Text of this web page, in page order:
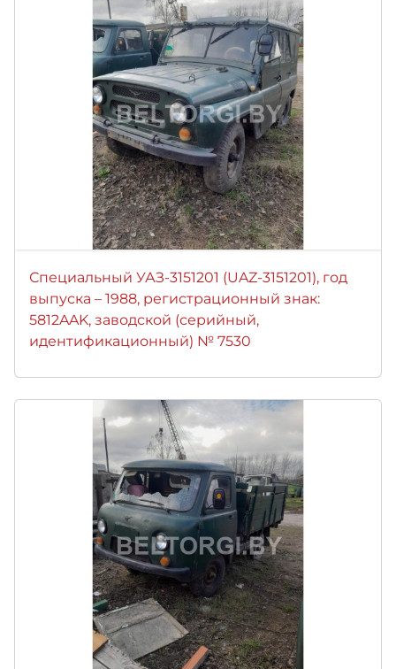
Специальный УАЗ-3151201 (UAZ-3151201), год
выпуска – 1988, регистрационный знак:
5812AAK, заводской (серийный,
идентификационный) № 7530